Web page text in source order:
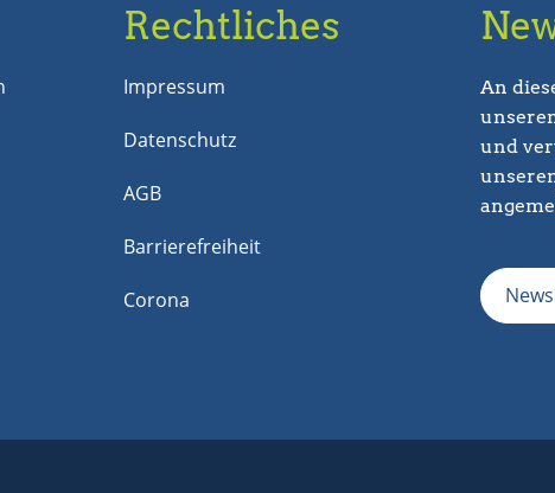
Rechtliches
Impressum
Datenschutz
AGB
Barrierefreiheit
Corona
An
und